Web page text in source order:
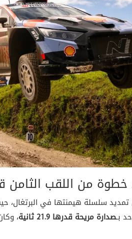
من اللقب الثامن
تمديد سلسلة هيمنتها في البرتغال،
بـصدارة مريحة قدرها 21.9 ثانية ،